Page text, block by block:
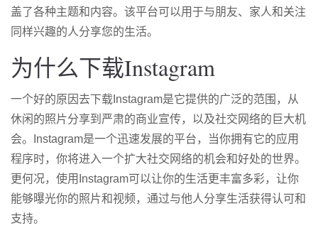
盖了各种主题和内容。该平台可以用于与朋友、家人和关注
同样兴趣的人分享您的生活。
为什么下载Instagram
一个好的原因去下载Instagram是它提供的广泛的范围，从
休闲的照片分享到严肃的商业宣传，以及社交网络的巨大机
会。Instagram是一个迅速发展的平台，当你拥有它的应用
程序时，你将进入一个扩大社交网络的机会和好处的世界。
更何况，使用Instagram可以让你的生活更丰富多彩，让你
能够曝光你的照片和视频，通过与他人分享生活获得认可和
支持。